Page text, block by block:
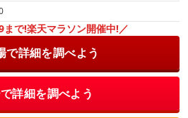
で!楽天マラソン開催中!／
で詳細を調べよう
詳細を調べよう